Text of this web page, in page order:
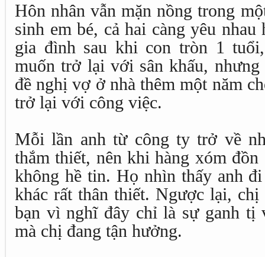
Hôn nhân vẫn mặn nồng trong
sinh em bé, cả hai càng yêu
gia đình sau khi con tròn 1
muốn trở lại với sân khấu,
đề nghị vợ ở nhà thêm một năm
trở lại với công việc.
Mỗi lần anh từ công ty trở về
thắm thiết, nên khi hàng xóm
không hề tin. Họ nhìn thấy anh
khác rất thân thiết. Ngược lại,
bạn vì nghĩ đây chỉ là sự ganh tị
mà chị đang tận hưởng.